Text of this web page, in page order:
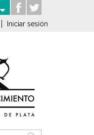
Iniciar sesión